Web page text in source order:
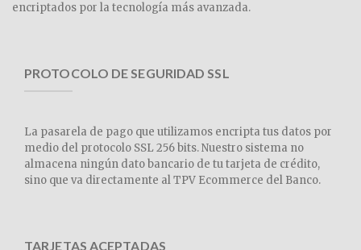
encriptados por la tecnología más avanzada.
PROTOCOLO DE SEGURIDAD SSL
La pasarela de pago que utilizamos encripta tus datos por
medio del protocolo SSL 256 bits. Nuestro sistema no
almacena ningún dato bancario de tu tarjeta de crédito,
sino que va directamente al TPV Ecommerce del Banco.
TARJETAS ACEPTADAS